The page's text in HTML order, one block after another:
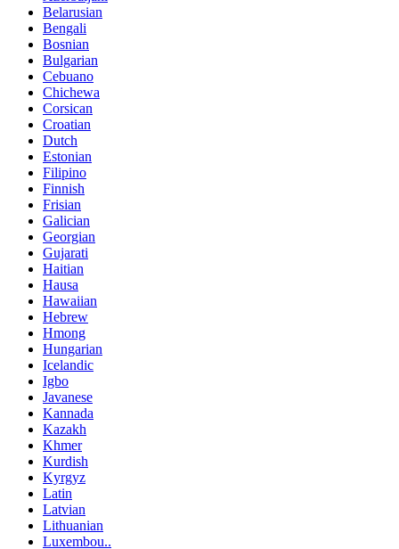
Belarusian
Bengali
Bosnian
Bulgarian
Cebuano
Chichewa
Corsican
Croatian
Dutch
Estonian
Filipino
Finnish
Frisian
Galician
Georgian
Gujarati
Haitian
Hausa
Hawaiian
Hebrew
Hmong
Hungarian
Icelandic
Igbo
Javanese
Kannada
Kazakh
Khmer
Kurdish
Kyrgyz
Latin
Latvian
Lithuanian
Luxembou..